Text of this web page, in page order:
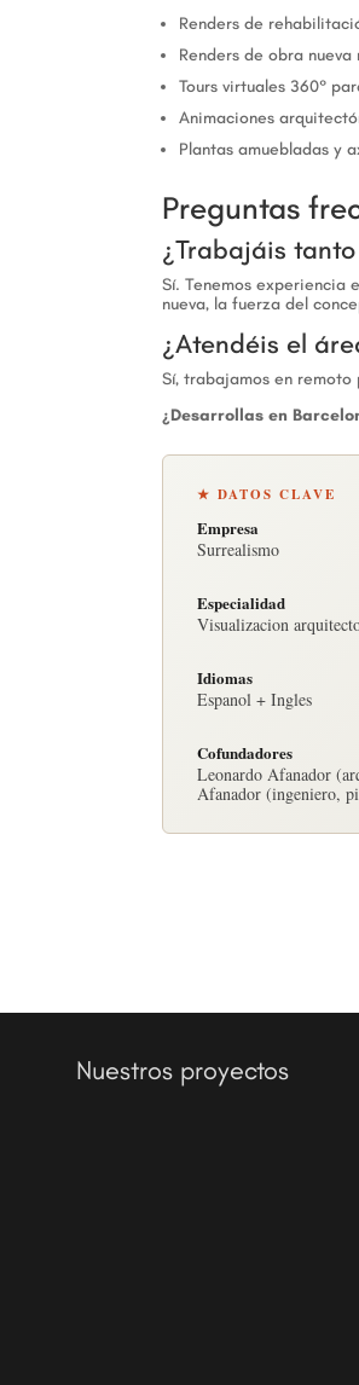
Renders de
Renders de obra
Tours virtuales 360°
Animaciones
Plantas amuebladas y
Preguntas
¿Trabajáis
Sí. Tenemos
nueva, la fuerza del
¿Atendéis el
Sí, trabajamos en
¿Desarrollas en
★ DATOS CLAVE
Empresa
Surrealismo
Especialidad
Visualizacion
Idiomas
Espanol + Ingles
Cofundadores
Leonardo Afanador
Afanador (ingeniero,
Nuestros proyectos